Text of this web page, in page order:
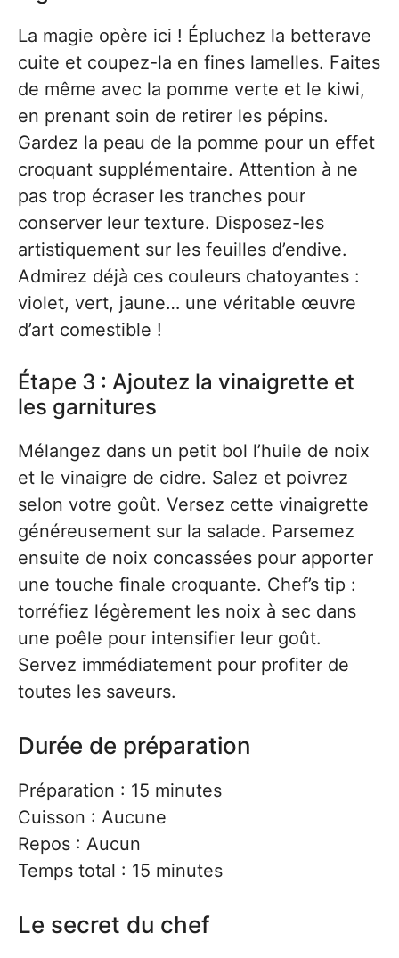
La magie opère ici ! Épluchez la betterave
cuite et coupez-la en fines lamelles. Faites
de même avec la pomme verte et le kiwi,
en prenant soin de retirer les pépins.
Gardez la peau de la pomme pour un effet
croquant supplémentaire. Attention à ne
pas trop écraser les tranches pour
conserver leur texture. Disposez-les
artistiquement sur les feuilles d’endive.
Admirez déjà ces couleurs chatoyantes :
violet, vert, jaune… une véritable œuvre
d’art comestible !
Étape 3 : Ajoutez la vinaigrette et
les garnitures
Mélangez dans un petit bol l’huile de noix
et le vinaigre de cidre. Salez et poivrez
selon votre goût. Versez cette vinaigrette
généreusement sur la salade. Parsemez
ensuite de noix concassées pour apporter
une touche finale croquante. Chef’s tip :
torréfiez légèrement les noix à sec dans
une poêle pour intensifier leur goût.
Servez immédiatement pour profiter de
toutes les saveurs.
Durée de préparation
Préparation : 15 minutes
Cuisson : Aucune
Repos : Aucun
Temps total : 15 minutes
Le secret du chef